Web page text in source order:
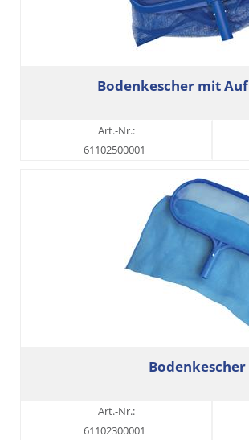
Bodenkescher mit
Art.-Nr.:
61102500001
Bodenkescher
Art.-Nr.:
61102300001